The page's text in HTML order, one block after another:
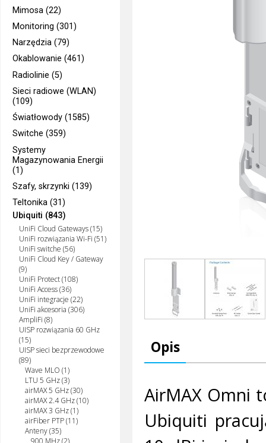
Mimosa (22)
Monitoring (301)
Narzędzia (79)
Okablowanie (461)
Radiolinie (5)
Sieci radiowe (WLAN)
(109)
Światłowody (1585)
Switche (359)
Systemy
Magazynowania Energii
(1)
Szafy, skrzynki (139)
Teltonika (31)
Ubiquiti (843)
UniFi Cloud Gateways (15)
UniFi rozwiązania Wi-Fi (51)
UniFi switche (56)
UniFi Cloud Key / Gateway
(9)
UniFi Protect (108)
UniFi Access (36)
UniFi integracje (22)
UniFi akcesoria (306)
AmpliFi (8)
UISP rozwiązania 60 GHz
(15)
UISP sieci bezprzewodowe
(89)
Wave MLO (1)
LTU 5 GHz (3)
airMAX 5 GHz (30)
airMAX 2.4 GHz (10)
airMAX 3 GHz (1)
airFiber PTP (11)
Anteny (35)
Opis
AirMAX Omni
Ubiquiti